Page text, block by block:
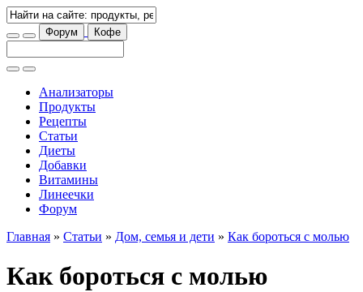
Форум Кофе
Анализаторы
Продукты
Рецепты
Статьи
Диеты
Добавки
Витамины
Линеечки
Форум
Главная » Статьи » Дом, семья и дети » Как бороться с молью
Как бороться с молью